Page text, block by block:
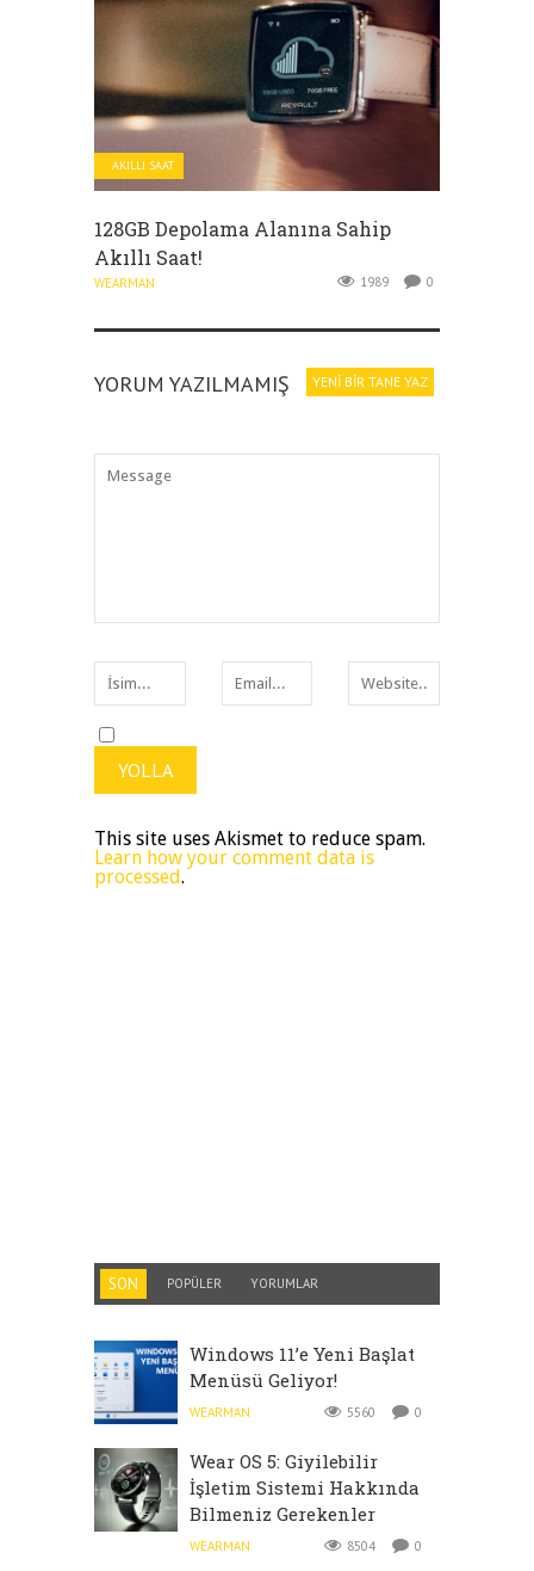
AKILLI SAAT
128GB Depolama Alanına Sahip
Akıllı Saat!
WEARMAN 1989 0
YORUM YAZILMAMIŞ YENI BIR TANE YAZ
This site uses Akismet to reduce spam.
Learn how your comment data is
processed.
SON POPÜLER YORUMLAR
Windows 11’e Yeni Başlat
Menüsü Geliyor!
WEARMAN 5560 0
Wear OS 5: Giyilebilir
İşletim Sistemi Hakkında
Bilmeniz Gerekenler
WEARMAN 8504 0